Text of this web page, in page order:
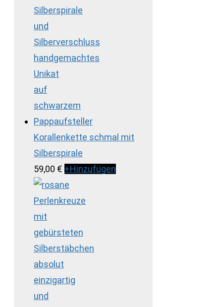
Korallenkette schmal mit
Silberspirale
59,00 € +Hinzufügen